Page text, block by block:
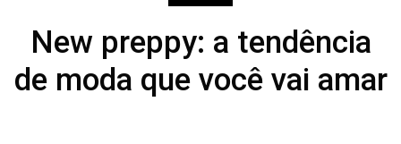
New preppy: a tendência
de moda que você vai amar